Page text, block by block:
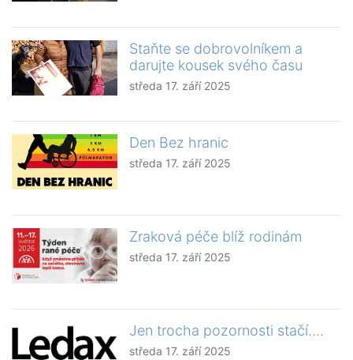
Staňte se dobrovolníkem a
darujte kousek svého času
středa 17. září 2025
Den Bez hranic
středa 17. září 2025
Zraková péče blíž rodinám
středa 17. září 2025
Jen trocha pozornosti stačí….
středa 17. září 2025